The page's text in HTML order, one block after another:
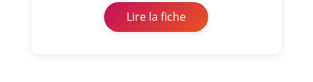
Lire la fiche